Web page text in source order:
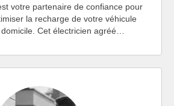
votre partenaire de confiance pour
la recharge de votre véhicule
Cet électricien agréé…